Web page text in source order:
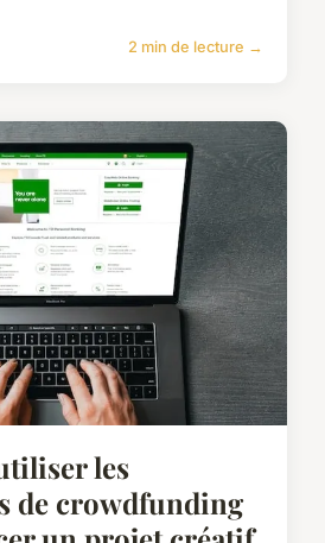
2 min de lecture →
les
de crowdfunding